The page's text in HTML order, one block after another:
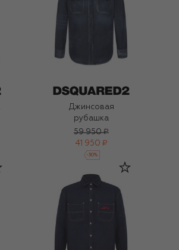
Джинсовая
рубашка
59 950 ₽
41 950 ₽
-30%